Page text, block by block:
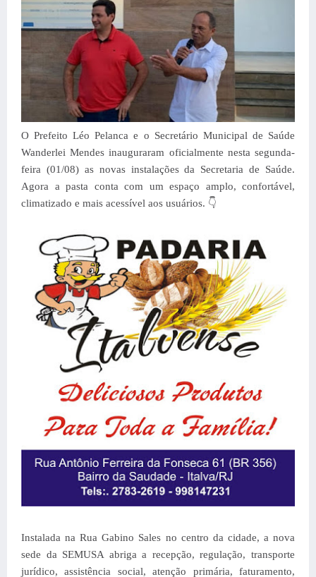
O Prefeito Léo Pelanca e o Secretário Municipal de Saúde
Wanderlei Mendes inauguraram oficialmente nesta segunda-
feira (01/08) as novas instalações da Secretaria de Saúde.
Agora a pasta conta com um espaço amplo, confortável,
climatizado e mais acessível aos usuários. 👇
Instalada na Rua Gabino Sales no centro da cidade, a nova
sede da SEMUSA abriga a recepção, regulação, transporte
jurídico, assistência social, atenção primária, faturamento,